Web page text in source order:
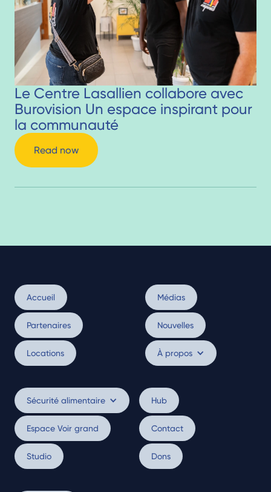
Le Centre Lasallien collabore avec
Burovision Un espace inspirant pour
la communauté
Read now
Accueil
Partenaires
Locations
Médias
Nouvelles
À propos
Sécurité alimentaire
Espace Voir grand
Studio
Hub
Contact
Dons